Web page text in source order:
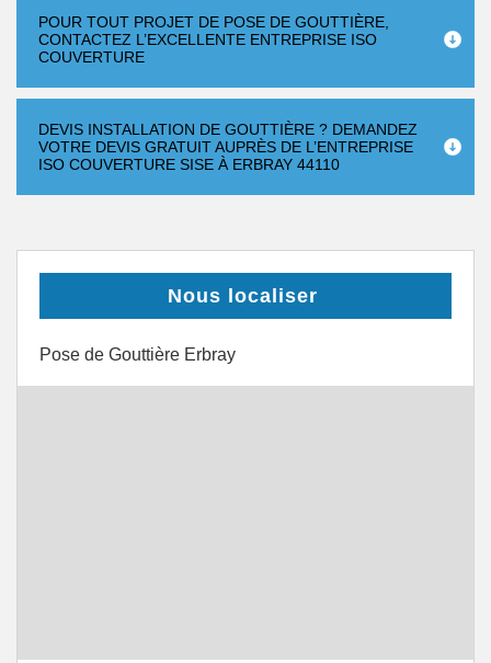
POUR TOUT PROJET DE POSE DE GOUTTIÈRE,
CONTACTEZ L’EXCELLENTE ENTREPRISE ISO
COUVERTURE
DEVIS INSTALLATION DE GOUTTIÈRE ? DEMANDEZ
VOTRE DEVIS GRATUIT AUPRÈS DE L’ENTREPRISE
ISO COUVERTURE SISE À ERBRAY 44110
Nous localiser
Pose de Gouttière Erbray